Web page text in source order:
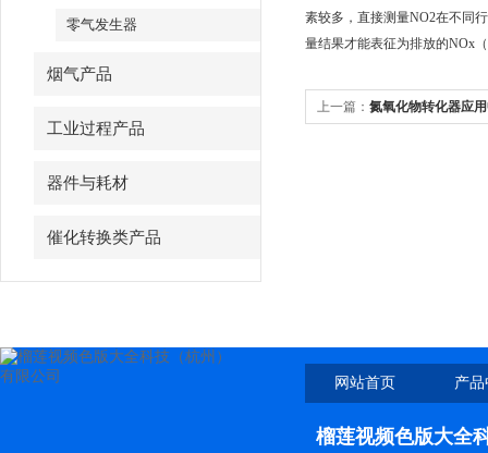
零气发生器
烟气产品
工业过程产品
器件与耗材
催化转换类产品
素较多，直接测量NO2在不同
量结果才能表征为排放的NOx（
上一篇： 氮氧化物转化器应
网站首页 产
榴莲视频色版大全